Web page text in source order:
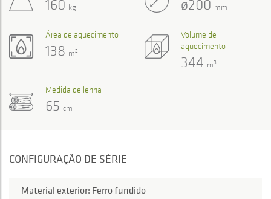
Volume de
aquecimento
344 m3
Área de aquecimento
138 m2
160 kg ø200 mm
Medida de lenha
65 cm
CONFIGURAÇÃO DE SÉRIE
Material exterior: Ferro fundido